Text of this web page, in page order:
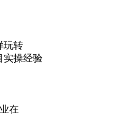
玩转
实操经验
在